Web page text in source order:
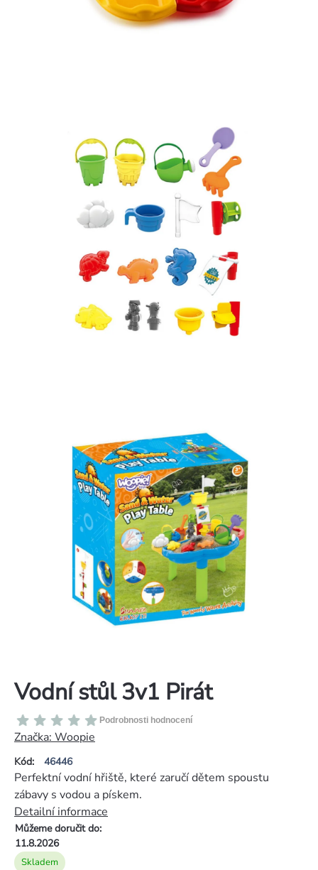
Vodní stůl 3v1 Pirát
Kód: 46446
Průměrné
hodnocení
produktu
je
0,0
z
5
hvězdiček.
Podrobnosti hodnocení
Značka: Woopie
Skladem
Můžeme doručit do:
11.8.2026
Perfektní vodní hřiště, které zaručí dětem spoustu
zábavy s vodou a pískem.
Detailní informace